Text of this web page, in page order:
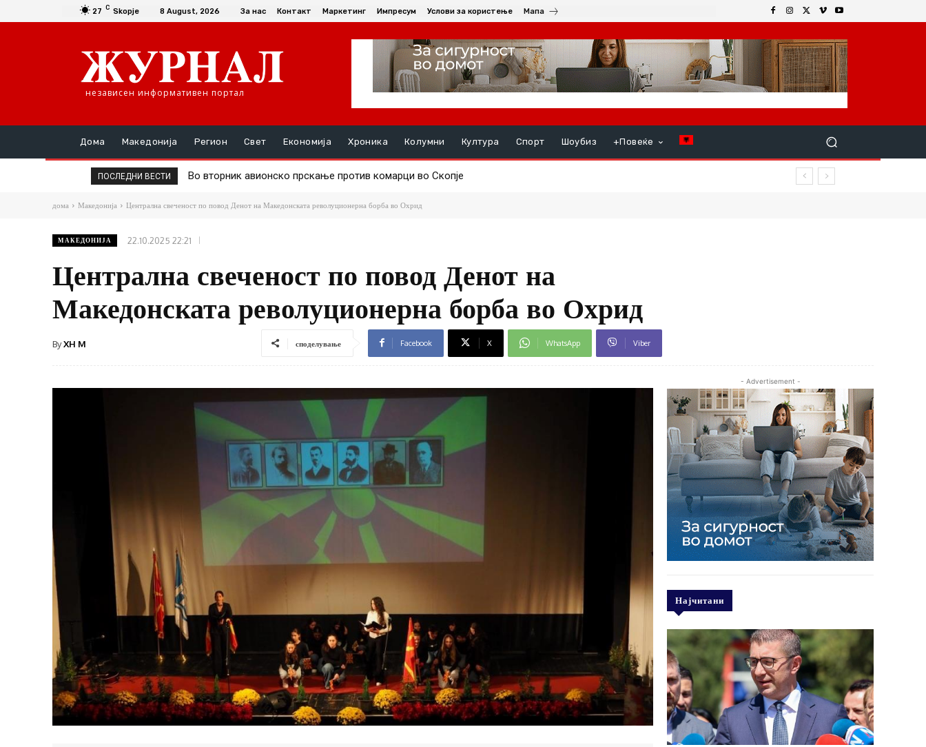
27 C Skopje 8 August, 2026 За нас Контакт Маркетинг Импресум Услови за користење Мапа
независен информативен портал
Дома Македонија Регион Свет Економија Хроника Колумни Култура Спорт Шоубиз +Повеќе
ПОСЛЕДНИ ВЕСТИ Д-р Трајановски: По труењата, на ред се хепатитите ако кризата со водата во Гостивар продолжи
дома Македонија Централна свеченост по повод Денот на Македонската револуционерна борба во Охрид
МАКЕДОНИЈА 22.10.2025 22:21
Централна свеченост по повод Денот на
Македонската револуционерна борба во Охрид
ByXH M споделување Facebook X WhatsApp Viber
- Advertisement -
Најчитани